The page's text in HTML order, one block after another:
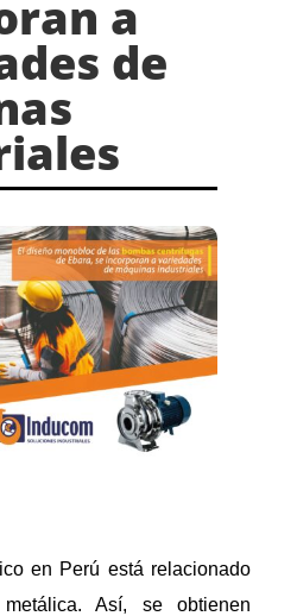
a
de
en Perú está relacionado
Así, se obtienen